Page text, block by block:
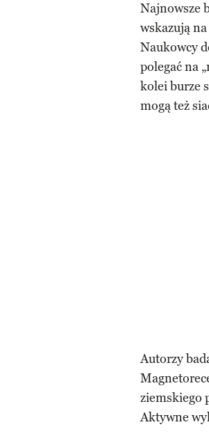
Najnowsze
wskazują
Naukowcy
polegać na
kolei burze
mogą też
Autorzy
ziemskiego
Aktywne